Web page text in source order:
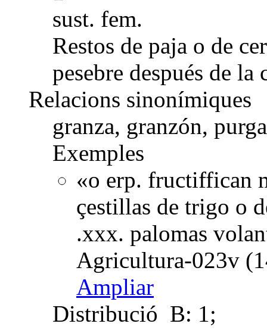
sust. fem.
Restos de paja o de
pesebre después de la
Relacions sinonímiques
granza, granzón,
Exemples
«o erp. fructiffican
çestillas de trigo o
.xxx. palomas
Agricultura-023v
Ampliar
Distribució B: 1;